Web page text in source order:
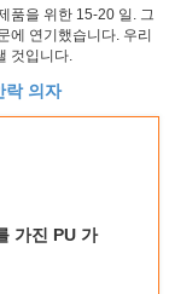
품을 위한 15-20 일. 그
에 연기했습니다. 우리
것입니다.
락 의자
가진 PU 가